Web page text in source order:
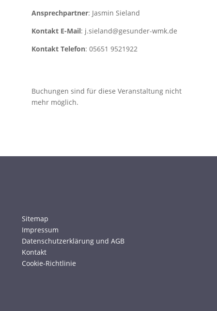
Ansprechpartner: Jasmin Sieland
Kontakt E-Mail: j.sieland@gesunder-wmk.de
Kontakt Telefon: 05651 9521922
Buchungen sind für diese Veranstaltung nicht
mehr möglich.
Sitemap
Impressum
Datenschutzerklärung und AGB
Kontakt
Cookie-Richtlinie